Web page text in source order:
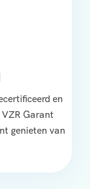
en
Garant
genieten van